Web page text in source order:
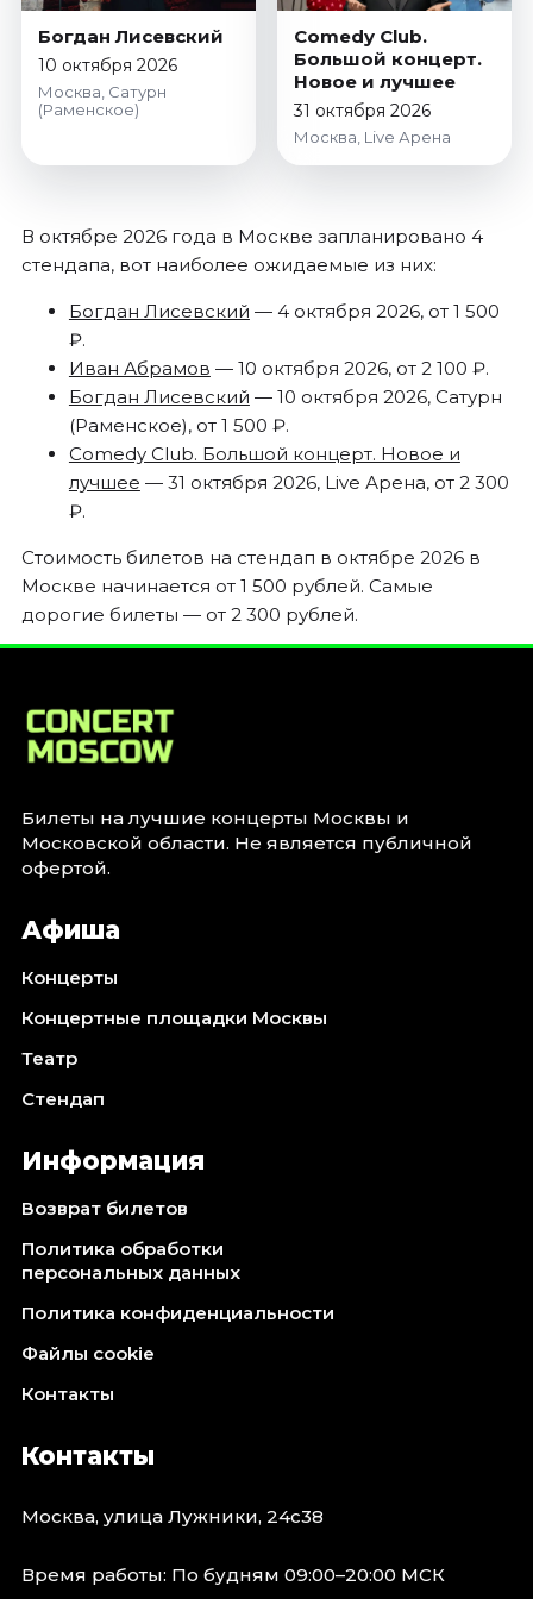
Октябрь 2026
Спорт
Август 2026
Октябрь 2026
Август 2026
Сентябрь 2026
Октябрь 2026
Ноябрь 2026
Декабрь 2026
Январь 2027
Площадки
Богдан Лисевский
10 октября 2026
Москва, Сатурн
(Раменское)
Comedy Club.
Большой концерт.
Новое и лучшее
31 октября 2026
Москва, Live Арена
В октябре 2026 года в Москве запланировано 4
стендапа, вот наиболее ожидаемые из них:
Богдан Лисевский — 4 октября 2026, от 1 500
₽.
Иван Абрамов — 10 октября 2026, от 2 100 ₽.
Богдан Лисевский — 10 октября 2026, Сатурн
(Раменское), от 1 500 ₽.
Comedy Club. Большой концерт. Новое и
лучшее — 31 октября 2026, Live Арена, от 2 300
₽.
Стоимость билетов на стендап в октябре 2026 в
Москве начинается от 1 500 рублей. Самые
дорогие билеты — от 2 300 рублей.
Билеты на лучшие концерты Москвы и
Московской области. Не является публичной
офертой.
Афиша
Концерты
Концертные площадки Москвы
Театр
Стендап
Информация
Возврат билетов
Политика обработки
персональных данных
Политика конфиденциальности
Файлы cookie
Контакты
Контакты
Москва, улица Лужники, 24с38
Время работы: По будням 09:00–20:00 МСК